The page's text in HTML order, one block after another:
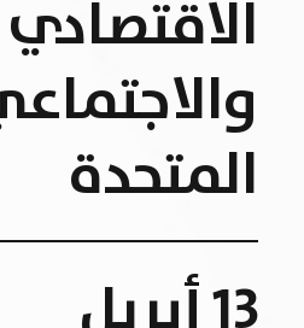
الاقتصادي
المتحدة
13 أبريل